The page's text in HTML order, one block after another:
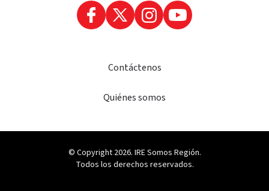
Contáctenos
Quiénes somos
© Copyright 2026. IRE Somos Región.
Todos los derechos reservados.